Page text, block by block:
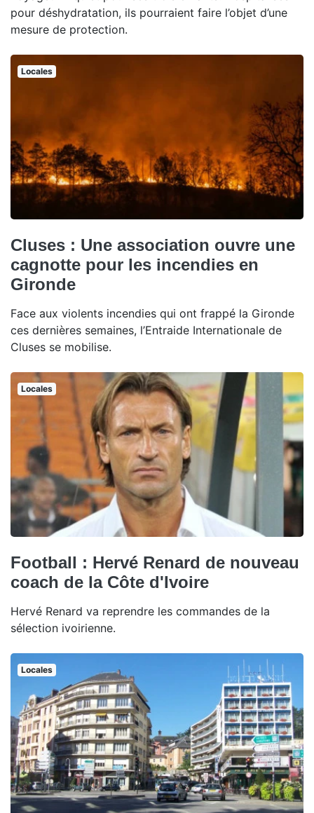
pour déshydratation, ils pourraient faire l’objet d’une
mesure de protection.
Locales
Cluses : Une association ouvre une
cagnotte pour les incendies en
Gironde
Face aux violents incendies qui ont frappé la Gironde
ces dernières semaines, l’Entraide Internationale de
Cluses se mobilise.
Locales
Football : Hervé Renard de nouveau
coach de la Côte d'Ivoire
Hervé Renard va reprendre les commandes de la
sélection ivoirienne.
Locales